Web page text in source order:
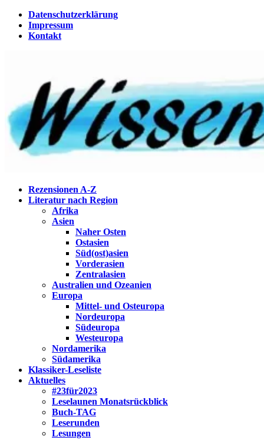
Zum
Inhalt
springen
Datenschutzerklärung
Impressum
Kontakt
Wissenstagebuch
Eine Gabel für die Suppe der Weisheit
Rezensionen A-Z
Literatur nach Region
Afrika
Asien
Naher Osten
Ostasien
Süd(ost)asien
Vorderasien
Zentralasien
Australien und Ozeanien
Europa
Mittel- und Osteuropa
Nordeuropa
Südeuropa
Westeuropa
Nordamerika
Südamerika
Klassiker-Leseliste
Aktuelles
#23für2023
Leselaunen Monatsrückblick
Buch-TAG
Leserunden
Lesungen